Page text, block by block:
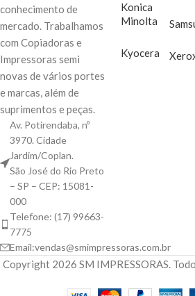
conhecimento de
mercado. Trabalhamos
com Copiadoras e
Impressoras semi
novas de vários portes
e marcas, além de
suprimentos e peças.
Av. Potirendaba, nº
3970. Cidade
Jardim/Coplan.
São José do Rio Preto
– SP – CEP: 15081-
000
Telefone: (17) 99663-
7775
Email:vendas@smimpressoras.com.br
Konica
Minolta
Kyocera
Copyright2026 SM IMPRESSORAS.